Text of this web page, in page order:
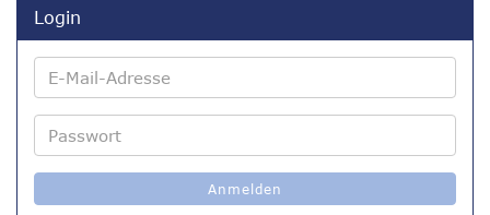
Login
E-
Mail-
Passwort
Anmelden